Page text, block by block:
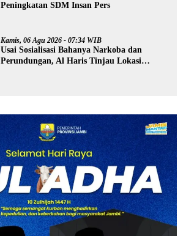
Peningkatan SDM Insan Pers
Kamis, 06 Agu 2026 - 07:34 WIB
Usai Sosialisasi Bahanya Narkoba dan
Perundungan, Al Haris Tinjau Lokasi